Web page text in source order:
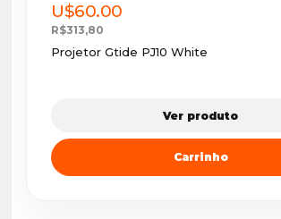
U$60.00
R$313,80
Projetor Gtide PJ10 White
Ver produto
Carrinho